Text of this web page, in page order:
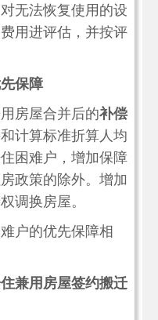
无法恢复使用的设
用进评估，并按评
保障
房屋合并后的补偿
计算标准折算人均
困难户，增加保障
政策的除外。增加
调换房屋。
户的优先保障相
兼用房屋签约搬迁